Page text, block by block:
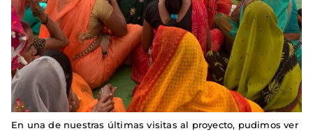
En una de nuestras últimas visitas al proyecto, pudimos ver